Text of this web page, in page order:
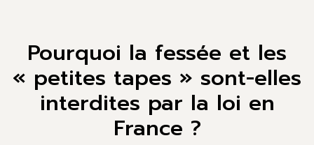
Pourquoi la fessée et les
« petites tapes » sont-elles
interdites par la loi en
France ?